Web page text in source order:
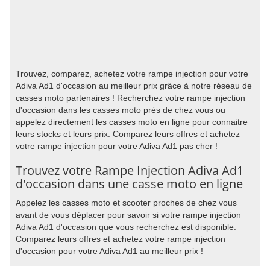
Trouvez, comparez, achetez votre rampe injection pour votre
Adiva Ad1 d'occasion au meilleur prix grâce à notre réseau de
casses moto partenaires ! Recherchez votre rampe injection
d'occasion dans les casses moto près de chez vous ou
appelez directement les casses moto en ligne pour connaitre
leurs stocks et leurs prix. Comparez leurs offres et achetez
votre rampe injection pour votre Adiva Ad1 pas cher !
Trouvez votre Rampe Injection Adiva Ad1
d'occasion dans une casse moto en ligne
Appelez les casses moto et scooter proches de chez vous
avant de vous déplacer pour savoir si votre rampe injection
Adiva Ad1 d'occasion que vous recherchez est disponible.
Comparez leurs offres et achetez votre rampe injection
d'occasion pour votre Adiva Ad1 au meilleur prix !